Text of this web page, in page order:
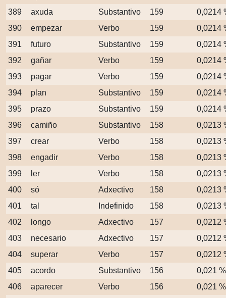
389
axuda Substantivo 159
0,0214
390
empezar Verbo 159
0,0214
391
futuro Substantivo 159
0,0214
392
gañar Verbo 159
0,0214
393
pagar Verbo 159
0,0214
394
plan Substantivo 159
0,0214
395
prazo Substantivo 159
0,0214
396
camiño Substantivo 158
0,0213
397
crear Verbo 158
0,0213
398
engadir Verbo 158
0,0213
399
ler Verbo 158
0,0213
400
só Adxectivo 158
0,0213
401
tal Indefinido 158
0,0213
402
longo Adxectivo 157
0,0212
403
necesario Adxectivo 157
0,0212
404
superar Verbo 157
0,0212
405
acordo Substantivo 156
0,021 %
406
aparecer Verbo 156
0,021 %